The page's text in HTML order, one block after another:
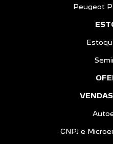
Peugeot
CNPJ e